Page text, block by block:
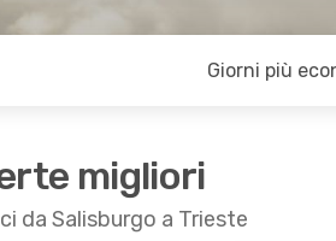
Giorni più
migliori
da Salisburgo a Trieste